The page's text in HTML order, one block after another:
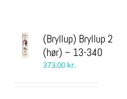
(Bryllup) Bryllup 2
(hør) – 13-340
373,00 kr.